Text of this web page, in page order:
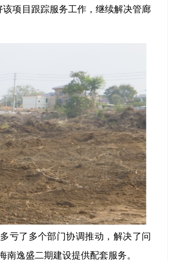
项目跟踪服务工作，继续解决管廊
亏了多个部门协调推动，解决了问
逸盛二期建设提供配套服务。